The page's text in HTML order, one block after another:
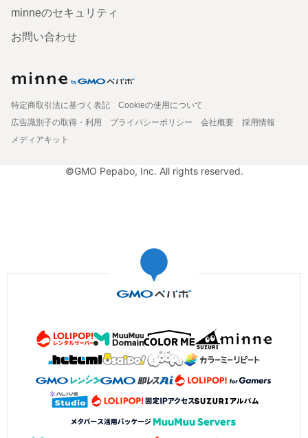
minneのセキュリティ
お問い合わせ
特定商取引法に基づく表記
Cookieの使用について
広告識別子の取得・利用
プライバシーポリシー 会社概要
採用情報
メディアキット
©GMO Pepabo, Inc. All rights reserved.